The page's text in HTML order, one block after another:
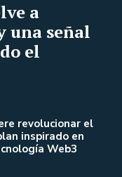
a
una señal
el
revolucionar el
inspirado en
Web3